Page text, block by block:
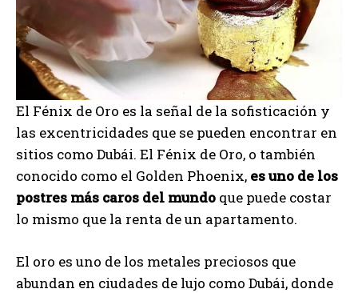
El Fénix de Oro es la señal de la sofisticación y
las excentricidades que se pueden encontrar en
sitios como Dubái. El Fénix de Oro, o también
conocido como el Golden Phoenix, es uno de los
postres más caros del mundo que puede costar
lo mismo que la renta de un apartamento.
El oro es uno de los metales preciosos que
abundan en ciudades de lujo como Dubái, donde